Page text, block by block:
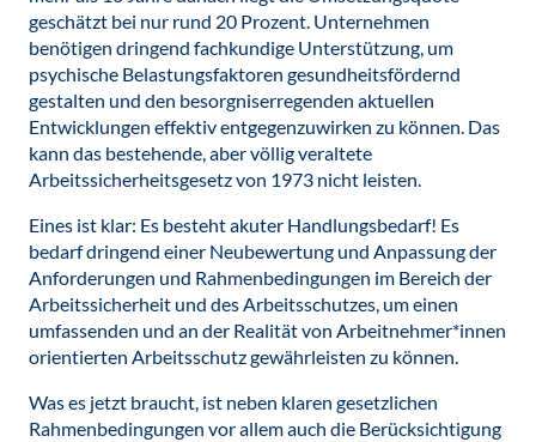
geschätzt bei nur rund 20 Prozent. Unternehmen
benötigen dringend fachkundige Unterstützung, um
psychische Belastungsfaktoren gesundheitsfördernd
gestalten und den besorgniserregenden aktuellen
Entwicklungen effektiv entgegenzuwirken zu können. Das
kann das bestehende, aber völlig veraltete
Arbeitssicherheitsgesetz von 1973 nicht leisten.
Eines ist klar: Es besteht akuter Handlungsbedarf! Es
bedarf dringend einer Neubewertung und Anpassung der
Anforderungen und Rahmenbedingungen im Bereich der
Arbeitssicherheit und des Arbeitsschutzes, um einen
umfassenden und an der Realität von Arbeitnehmer*innen
orientierten Arbeitsschutz gewährleisten zu können.
Was es jetzt braucht, ist neben klaren gesetzlichen
Rahmenbedingungen vor allem auch die Berücksichtigung